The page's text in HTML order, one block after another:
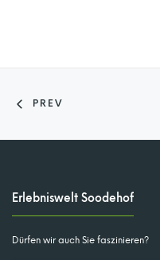
PREV
Erlebniswelt Soodehof
Dürfen wir auch Sie faszinieren?